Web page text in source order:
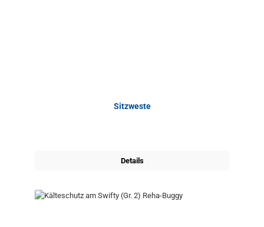
Sitzweste
Details